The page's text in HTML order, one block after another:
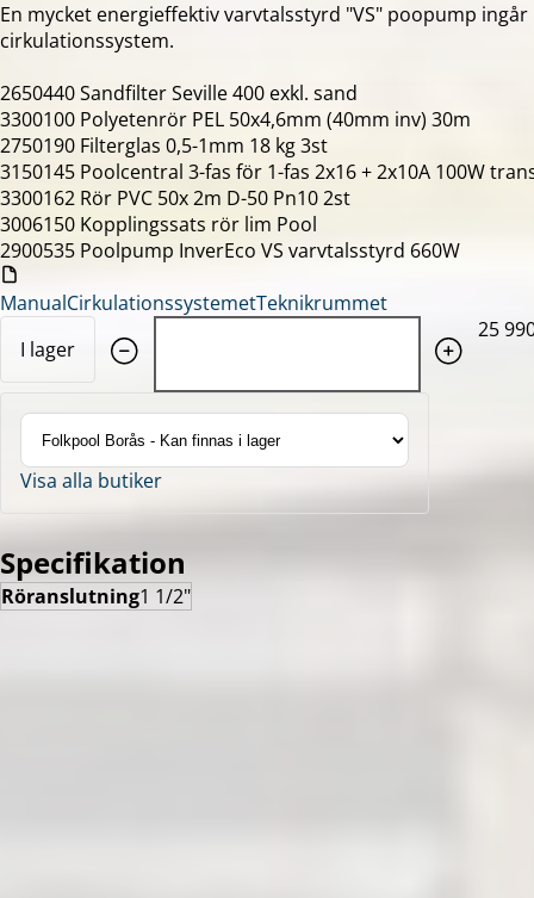
En mycket energieffektiv varvtalsstyrd "VS" poopump ingår
cirkulationssystem.
2650440 Sandfilter Seville 400 exkl. sand
3300100 Polyetenrör PEL 50x4,6mm (40mm inv) 30m
2750190 Filterglas 0,5-1mm 18 kg 3st
3150145 Poolcentral 3-fas för 1-fas 2x16 + 2x10A 100W
3300162 Rör PVC 50x 2m D-50 Pn10 2st
3006150 Kopplingssats rör lim Pool
2900535 Poolpump InverEco VS varvtalsstyrd 660W
ManualCirkulationssystemetTeknikrummet
I lager
25
Visa alla butiker
Specifikation
Röranslutning1 1/2"